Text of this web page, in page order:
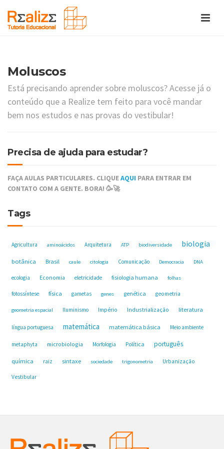
Moluscos
Está precisando aprender sobre moluscos? Acesse já o
conteúdo que a Realize tem feito para você mandar
bem nos estudos e nas provas do vestibular!
Precisa de ajuda para estudar?
FAÇA AULAS PARTICULARES. CLIQUEAQUI PARA ENTRAR EM
CONTATO COM A GENTE. BORA! 🥳🚀
Tags
Agricultura aminoácidos Arquitetura ATP biodiversidade biologia
botânica Brasil caule citologia Comunicação Democracia DNA
ecologia Economia eletricidade fisiologia humana folhas
fotossíntese física gametas genes genética geometria
geometria espacial Iluminismo Império Industrialização literatura
língua portuguesa matemática matemática básica Meio ambiente
metaphyta microbiologia Morfologia Política português
química raiz sintaxe sociedade trigonometria Urbanização
Vestibular